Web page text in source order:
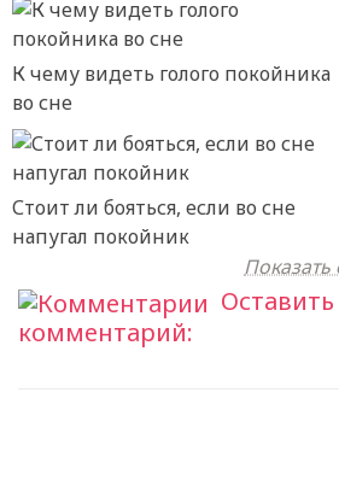
К чему видеть голого покойника
во сне
Стоит ли бояться, если во сне
напугал покойник
комментарий: